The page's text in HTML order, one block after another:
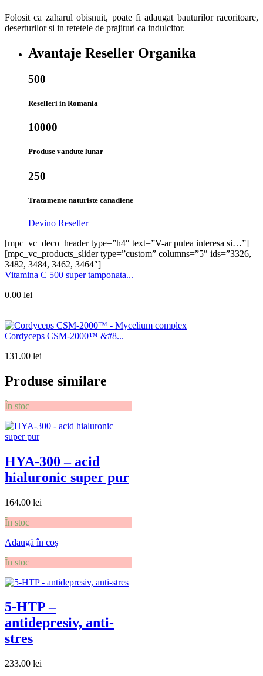
Folosit ca zaharul obisnuit, poate fi adaugat bauturilor racoritoare,
deserturilor si in retetele de prajituri ca indulcitor.
Avantaje Reseller Organika
500
Reselleri in Romania
10000
Produse vandute lunar
250
Tratamente naturiste canadiene
Devino Reseller
[mpc_vc_deco_header type=”h4″ text=”V-ar putea interesa si…”]
[mpc_vc_products_slider type=”custom” columns=”5″ ids=”3326,
3482, 3484, 3462, 3464″]
Vitamina C 500 super tamponata...
0.00 lei
Cordyceps CSM-2000™ &#8...
131.00 lei
Produse similare
În stoc
HYA-300 – acid
hialuronic super pur
164.00 lei
În stoc
Adaugă în coș
În stoc
5-HTP –
antidepresiv, anti-
stres
233.00 lei